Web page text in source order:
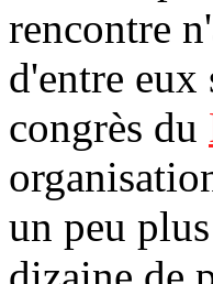
rencontre
d'entre eux
congrès du
un peu